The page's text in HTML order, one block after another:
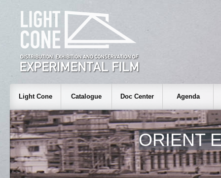
Light Cone Catalogue Doc Center Agenda
ORIENT